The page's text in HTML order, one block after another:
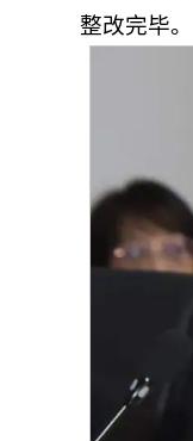
整改完毕。